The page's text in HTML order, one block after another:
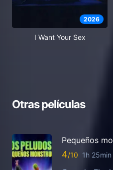
2026
I Want Your Sex
Otras películas
Pequeños
4 1h 25min